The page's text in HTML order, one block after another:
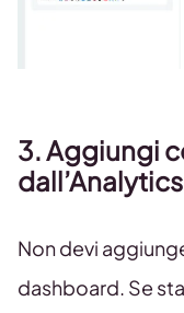
3. Aggiungi
dall’Analytics
Non devi
dashboard. Se